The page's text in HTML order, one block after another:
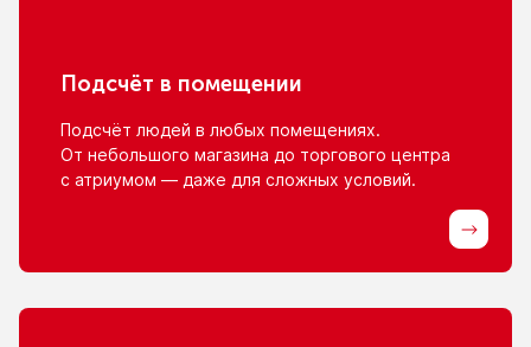
Подсчёт в помещении
Подсчёт людей в любых помещениях.
От небольшого магазина до торгового центра
с атриумом — даже для сложных условий.